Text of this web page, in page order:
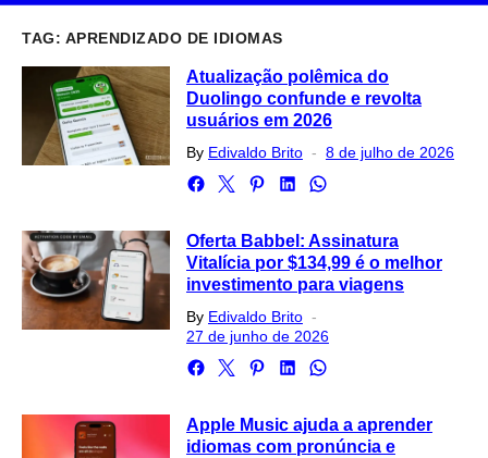
TAG: APRENDIZADO DE IDIOMAS
Atualização polêmica do
Duolingo confunde e revolta
usuários em 2026
By Edivaldo Brito
Posted
8 de julho de 2026
Oferta Babbel: Assinatura
Vitalícia por $134,99 é o melhor
investimento para viagens
By Edivaldo Brito
on
27 de junho de 2026
Apple Music ajuda a aprender
idiomas com pronúncia e